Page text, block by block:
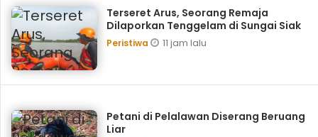
Terseret Arus, Seorang Remaja
Dilaporkan Tenggelam di Sungai Siak
Peristiwa 11 jam lalu
Petani di Pelalawan Diserang Beruang
Liar